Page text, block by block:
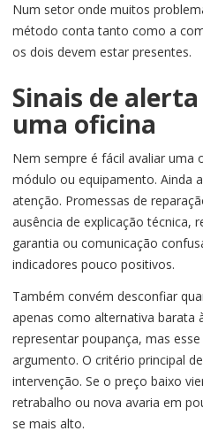
Num setor onde muitos
método conta tanto como a
os dois devem estar presentes.
Sinais de
uma oficina
Nem sempre é fácil avaliar uma
módulo ou equipamento. Ainda
atenção. Promessas de
ausência de explicação técnica,
garantia ou comunicação
indicadores pouco positivos.
Também convém desconfiar
apenas como alternativa barata
representar poupança, mas
argumento. O critério principal
intervenção. Se o preço baixo
retrabalho ou nova avaria em
se mais alto.